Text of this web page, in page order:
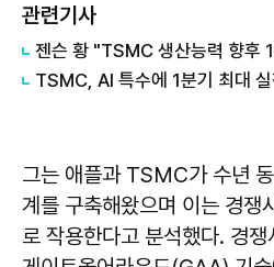
관련기사
젠슨 황 "TSMC 생산능력 향후
TSMC, AI 특수에 1분기 최대
그는 애플과 TSMC가 수년
계를 구축해왔으며 이는 경쟁
로 작용한다고 분석했다. 경